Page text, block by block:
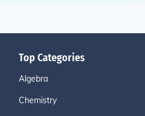
Top Categories
Algebra
Chemistry